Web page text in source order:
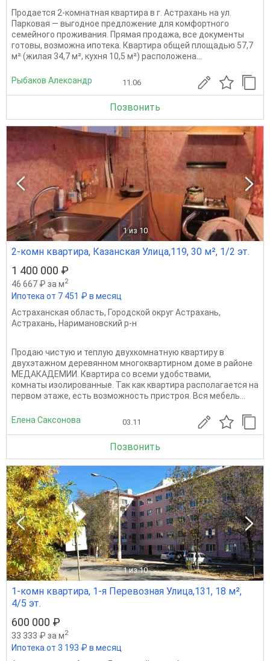
Продается 2-комнатная квартира в г. Астрахань на ул.
Парковая — выгодное предложение для комфортного
семейного проживания. Прямая продажа, все документы
готовы, возможна ипотека. Квартира общей площадью 57,7
м² (жилая 34,7 м², кухня 10,5 м²) расположена...
Рыбаков Александр 11.06
Позвонить
1 из 10
2-комн квартира, Казанская Улица,119, 30 м², 1/2 эт.
1 400 000 ₽
46 667 ₽ за м2
Ипотека от 7 451 ₽ в месяц
Астраханская область, Городской округ Астрахань,
Астрахань, Наримановский р-н
Продаю чистую и теплую двухкомнатную квартиру в
двухэтажном деревянном многоквартирном доме в районе
МЕДАКАДЕМИИ. Квартира со всеми удобствами,
комнаты изолированные. Так как квартира располагается на
первом этаже, есть возможность пристроя. Вся мебель...
Елена Саксонова 03.11
Позвонить
1 из 10
1-комн квартира, 1-я Перевозная Улица,131, 18 м²,
4/5 эт.
600 000 ₽
33 333 ₽ за м2
Ипотека от 3 193 ₽ в месяц